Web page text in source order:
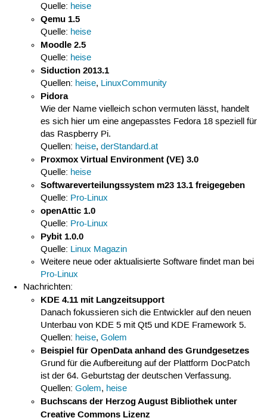
Quelle: heise
Qemu 1.5
Quelle: heise
Moodle 2.5
Quelle: heise
Siduction 2013.1
Quellen: heise, LinuxCommunity
Pidora
Wie der Name vielleich schon vermuten lässt, handelt
es sich hier um eine angepasstes Fedora 18 speziell für
das Raspberry Pi.
Quellen: heise,derStandard.at
Proxmox Virtual Environment (VE) 3.0
Quelle: heise
Softwareverteilungssystem m23 13.1 freigegeben
Quelle: Pro-Linux
openAttic 1.0
Quelle: Pro-Linux
Pybit 1.0.0
Quelle: Linux Magazin
Weitere neue oder aktualisierte Software findet man bei
Pro-Linux
Nachrichten:
KDE 4.11 mit Langzeitsupport
Danach fokussieren sich die Entwickler auf den neuen
Unterbau von KDE 5 mit Qt5 und KDE Framework 5.
Quellen: heise,Golem
Beispiel für OpenData anhand des Grundgesetzes
Grund für die Aufbereitung auf der Plattform DocPatch
ist der 64. Geburtstag der deutschen Verfassung.
Quellen:Golem, heise
Buchscans der Herzog August Bibliothek unter
Creative Commons Lizenz